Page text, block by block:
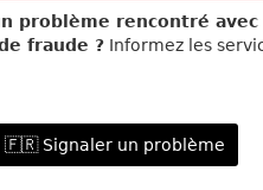
problème rencontré
fraude ? Informez les
🇫🇷 Signaler un problème